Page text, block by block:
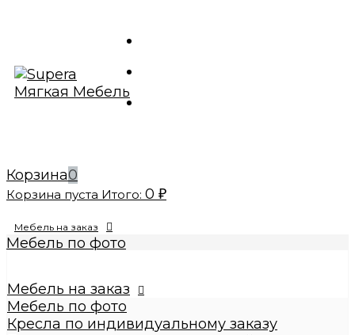
Корзина0
Корзина пуста Итого: 0 ₽
Мебель на заказ
Мебель по фото
Производство стеновых панелей
Кровати по индивидуальному заказу
Банкетки по индивидуальному заказу
Мебель на заказ
Мебель по фото
Кресла по индивидуальному заказу